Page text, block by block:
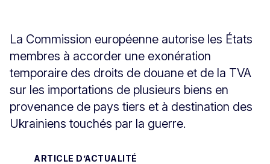
La Commission européenne autorise les États
membres à accorder une exonération
temporaire des droits de douane et de la TVA
sur les importations de plusieurs biens en
provenance de pays tiers et à destination des
Ukrainiens touchés par la guerre.
ARTICLE D’ACTUALITÉ